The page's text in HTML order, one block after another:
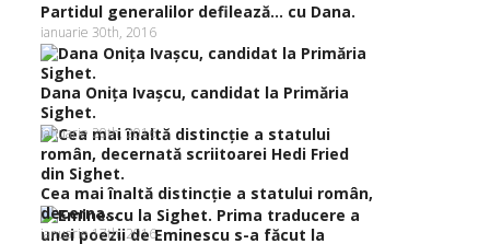
Partidul generalilor defilează… cu Dana.
ianuarie 30th, 2016
Dana Oniţa Ivaşcu, candidat la Primăria
Sighet.
ianuarie 20th, 2016
Cea mai înaltă distincţie a statului român,
decerna...
ianuarie 17th, 2016